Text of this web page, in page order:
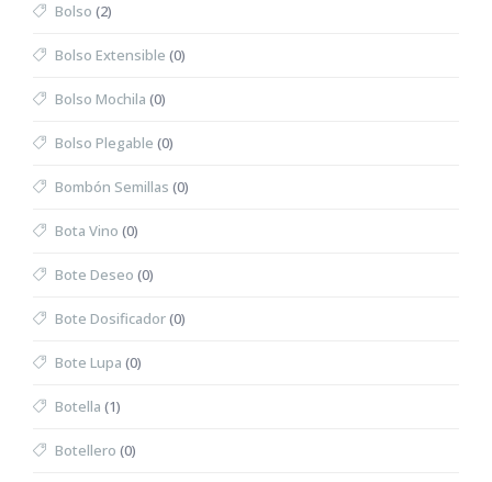
Bolso (2)
Bolso Extensible (0)
Bolso Mochila (0)
Bolso Plegable (0)
Bombón Semillas (0)
Bota Vino (0)
Bote Deseo (0)
Bote Dosificador(0)
Bote Lupa (0)
Botella (1)
Botellero (0)